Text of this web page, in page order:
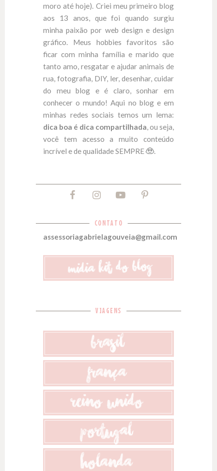
moro até hoje). Criei meu primeiro blog
aos 13 anos, que foi quando surgiu
minha paixão por web design e design
gráfico. Meus hobbies favoritos são
ficar com minha família e marido que
tanto amo, resgatar e ajudar animais de
rua, fotografia, DIY, ler, desenhar, cuidar
do meu blog e é claro, sonhar em
conhecer o mundo! Aqui no blog e em
minhas redes sociais temos um lema:
dica boa é dica compartilhada, ou seja,
você tem acesso a muito conteúdo
incrível e de qualidade SEMPRE
.
CONTATO
assessoriagabrielagouveia@gmail.com
VIAGENS